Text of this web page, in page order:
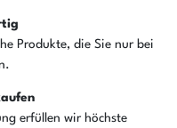
ist sofort verfügbar
Warenkorb
Produkte, die Sie nur bei
erfüllen wir höchste